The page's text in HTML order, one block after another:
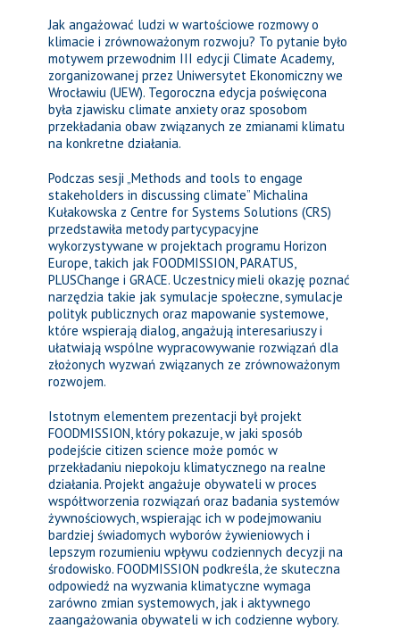
Jak angażować ludzi w wartościowe rozmowy o
klimacie i zrównoważonym rozwoju? To pytanie było
motywem przewodnim III edycji Climate Academy,
zorganizowanej przez Uniwersytet Ekonomiczny we
Wrocławiu (UEW). Tegoroczna edycja poświęcona
była zjawisku climate anxiety oraz sposobom
przekładania obaw związanych ze zmianami klimatu
na konkretne działania.
Podczas sesji „Methods and tools to engage
stakeholders in discussing climate” Michalina
Kułakowska z Centre for Systems Solutions (CRS)
przedstawiła metody partycypacyjne
wykorzystywane w projektach programu Horizon
Europe, takich jak FOODMISSION, PARATUS,
PLUSChange i GRACE. Uczestnicy mieli okazję poznać
narzędzia takie jak symulacje społeczne, symulacje
polityk publicznych oraz mapowanie systemowe,
które wspierają dialog, angażują interesariuszy i
ułatwiają wspólne wypracowywanie rozwiązań dla
złożonych wyzwań związanych ze zrównoważonym
rozwojem.
Istotnym elementem prezentacji był projekt
FOODMISSION, który pokazuje, w jaki sposób
podejście citizen science może pomóc w
przekładaniu niepokoju klimatycznego na realne
działania. Projekt angażuje obywateli w proces
współtworzenia rozwiązań oraz badania systemów
żywnościowych, wspierając ich w podejmowaniu
bardziej świadomych wyborów żywieniowych i
lepszym rozumieniu wpływu codziennych decyzji na
środowisko. FOODMISSION podkreśla, że skuteczna
odpowiedź na wyzwania klimatyczne wymaga
zarówno zmian systemowych, jak i aktywnego
zaangażowania obywateli w ich codzienne wybory.